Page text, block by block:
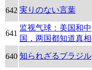
642 実りのない言葉
641
监视气球：美国和中
国，两国都知道真相
640 知られざるブラジル